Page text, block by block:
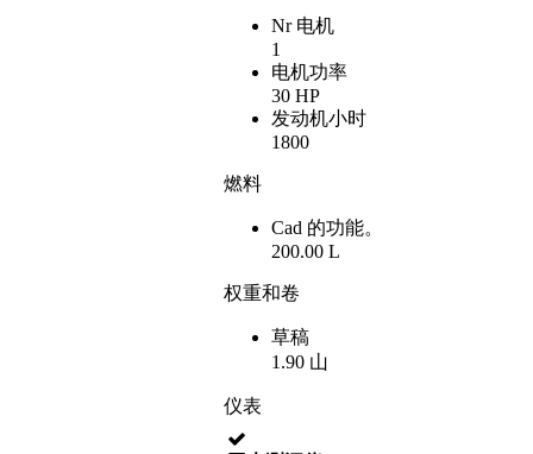
Nr 电机
1
电机功率
30 HP
发动机小时
1800
燃料
Cad 的功能。
200.00 L
权重和卷
草稿
1.90 山
仪表